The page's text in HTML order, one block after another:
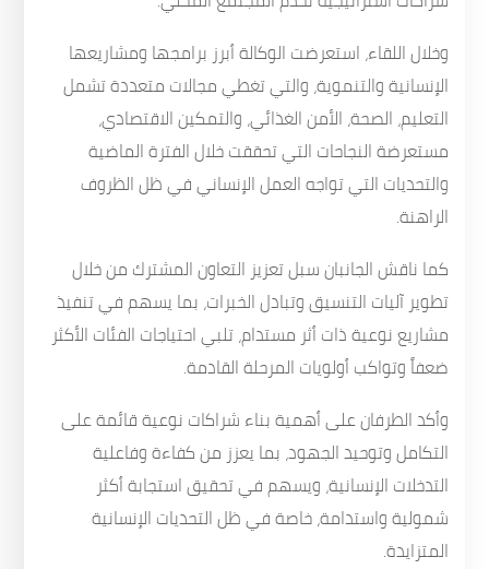
وخلال اللقاء، استعرضت الوكالة أبرز برامجها ومشاريعها
الإنسانية والتنموية، والتي تغطي مجالات متعددة تشمل
التعليم، الصحة، الأمن الغذائي، والتمكين الاقتصادي،
مستعرضة النجاحات التي تحققت خلال الفترة الماضية
والتحديات التي تواجه العمل الإنساني في ظل الظروف
الراهنة.
كما ناقش الجانبان سبل تعزيز التعاون المشترك من خلال
تطوير آليات التنسيق وتبادل الخبرات، بما يسهم في تنفيذ
مشاريع نوعية ذات أثر مستدام، تلبي احتياجات الفئات الأكثر
ضعفاً وتواكب أولويات المرحلة القادمة.
وأكد الطرفان على أهمية بناء شراكات نوعية قائمة على
التكامل وتوحيد الجهود، بما يعزز من كفاءة وفاعلية
التدخلات الإنسانية، ويسهم في تحقيق استجابة أكثر
شمولية واستدامة، خاصة في ظل التحديات الإنسانية
المتزايدة.